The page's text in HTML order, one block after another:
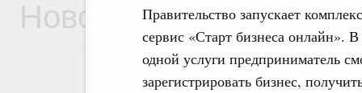
Правительство запускает
сервис «Старт бизнеса онлайн».
одной услуги предприниматель
зарегистрировать бизнес,
Новости